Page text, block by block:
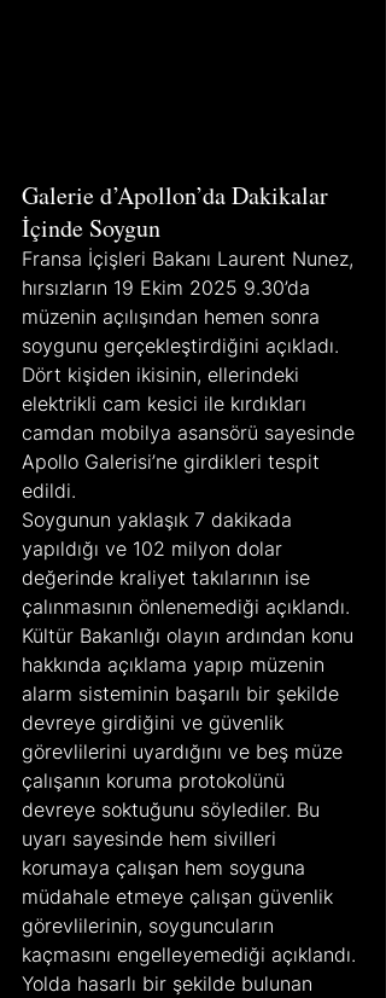
Galerie d’Apollon’da Dakikalar
İçinde Soygun
Fransa İçişleri Bakanı Laurent Nunez,
hırsızların 19 Ekim 2025 9.30’da
müzenin açılışından hemen sonra
soygunu gerçekleştirdiğini açıkladı.
Dört kişiden ikisinin, ellerindeki
elektrikli cam kesici ile kırdıkları
camdan mobilya asansörü sayesinde
Apollo Galerisi’ne girdikleri tespit
edildi.
Soygunun yaklaşık 7 dakikada
yapıldığı ve 102 milyon dolar
değerinde kraliyet takılarının ise
çalınmasının önlenemediği açıklandı.
Kültür Bakanlığı olayın ardından konu
hakkında açıklama yapıp müzenin
alarm sisteminin başarılı bir şekilde
devreye girdiğini ve güvenlik
görevlilerini uyardığını ve beş müze
çalışanın koruma protokolünü
devreye soktuğunu söylediler. Bu
uyarı sayesinde hem sivilleri
korumaya çalışan hem soyguna
müdahale etmeye çalışan güvenlik
görevlilerinin, soyguncuların
kaçmasını engelleyemediği açıklandı.
Yolda hasarlı bir şekilde bulunan